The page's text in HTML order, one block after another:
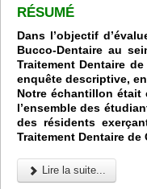
RÉSUMÉ
Dans l’objectif
Bucco-Dentaire au
Traitement Dentaire
enquête descriptive,
Notre échantillon était
l’ensemble des
des résidents
Traitement Dentaire de
Lire la suite...